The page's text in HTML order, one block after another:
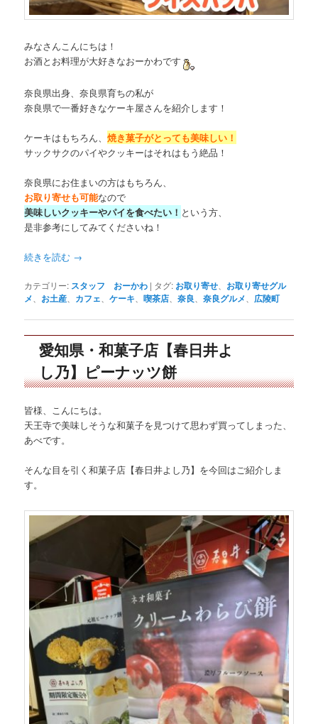
みなさんこんにちは！
お酒とお料理が大好きなおーかわです
奈良県出身、奈良県育ちの私が
奈良県で一番好きなケーキ屋さんを紹介します！
ケーキはもちろん、焼き菓子がとっても美味しい！
サックサクのパイやクッキーはそれはもう絶品！
奈良県にお住まいの方はもちろん、
お取り寄せも可能なので
美味しいクッキーやパイを食べたい！ という方、
是非参考にしてみてくださいね！
続きを読む →
カテゴリー: スタッフ おーかわ | タグ: お取り寄せ
お取り寄せグル
メ
お土産 カフェ 、ケーキ 、喫茶店 、奈良 、奈良グルメ 広陵町
愛知県・和菓子店【春日井よ
し乃】ピーナッツ餅
皆様、こんにちは。
天王寺で美味しそうな和菓子を見つけて思わず買ってしまった、
あべです。
そんな目を引く和菓子店【春日井よし乃】を今回はご紹介しま
す。